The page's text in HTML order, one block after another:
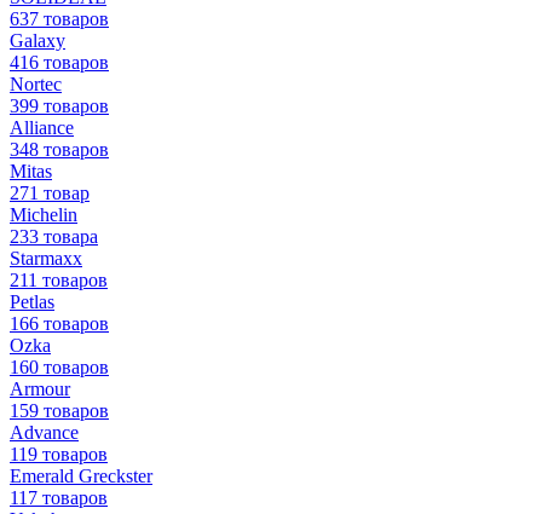
637 товаров
Galaxy
416 товаров
Nortec
399 товаров
Alliance
348 товаров
Mitas
271 товар
Michelin
233 товара
Starmaxx
211 товаров
Petlas
166 товаров
Ozka
160 товаров
Armour
159 товаров
Advance
119 товаров
Emerald Greckster
117 товаров